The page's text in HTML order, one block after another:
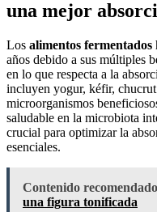
una mejor
Los alimentos fermentados
años debido a sus múltiples
en lo que respecta a la
incluyen yogur, kéfir,
microorganismos
saludable en la microbiota
crucial para optimizar la
esenciales.
Contenido
una figura tonificada